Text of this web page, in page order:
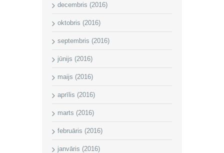
decembris (2016)
oktobris (2016)
septembris (2016)
jūnijs (2016)
maijs (2016)
aprīlis (2016)
marts (2016)
februāris (2016)
janvāris (2016)